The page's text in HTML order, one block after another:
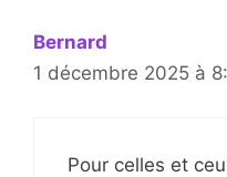
Bernard
1 décembre 2025 à
Pour celles et